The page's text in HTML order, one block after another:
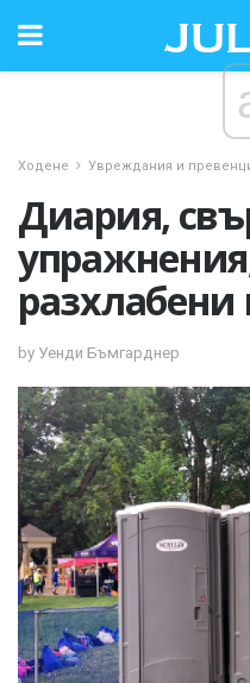
Ходене Увреждания и
Диария,
by Уенди Бъмгарднер